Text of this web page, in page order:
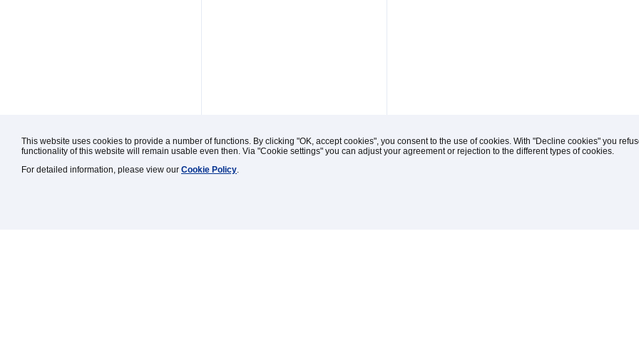
This website uses cookies to provide a number of functions. By clicking "OK, accept cookies", you consent to the use of cookies. With "Decline cookies" you
functionality of this website will remain usable even then. Via "Cookie settings" you can adjust your agreement or rejection to the different types of cookies.
For detailed information, please view our Cookie Policy.